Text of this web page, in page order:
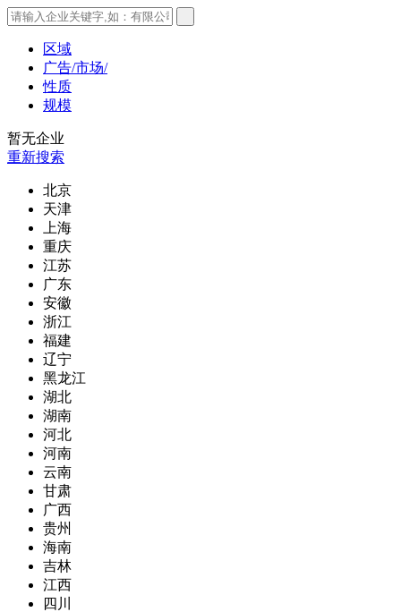
区域
广告/市场/
性质
规模
暂无企业
重新搜索
北京
天津
上海
重庆
江苏
广东
安徽
浙江
福建
辽宁
黑龙江
湖北
湖南
河北
河南
云南
甘肃
广西
贵州
海南
吉林
江西
四川